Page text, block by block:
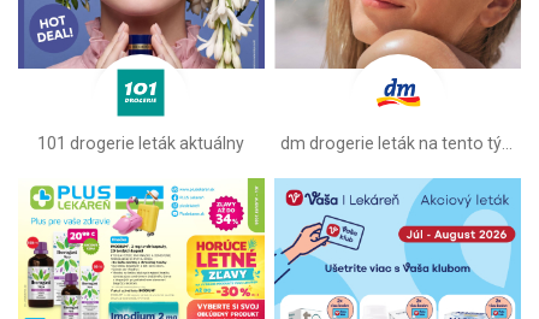
101 drogerie leták aktuálny